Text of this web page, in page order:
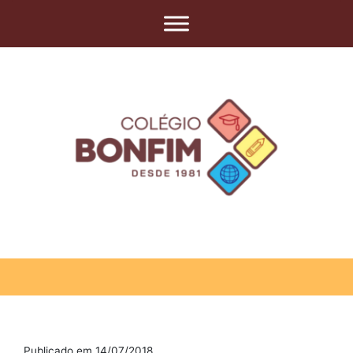
Publicado em 14/07/2018